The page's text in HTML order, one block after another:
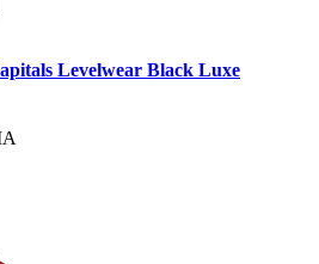
Levelwear Black Luxe